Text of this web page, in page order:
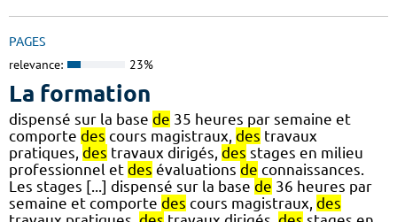
PAGES
relevance: 23%
La formation
dispensé sur la base de 35 heures par semaine et
comporte des cours magistraux, des travaux
pratiques, des travaux dirigés, des stages en milieu
professionnel et des évaluations de connaissances.
Les stages [...] dispensé sur la base de 36 heures par
semaine et comporte des cours magistraux, des